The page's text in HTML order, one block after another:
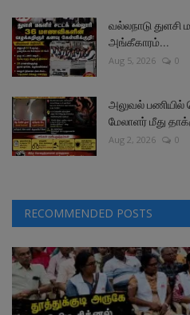
வல்லநாடு துளசி
அங்கீகாரம்...
Aug 5, 2026 0
அலுவல் பணியில்
மேலாளர் மீது
Aug 2, 2026 0
RECOMMENDED POSTS